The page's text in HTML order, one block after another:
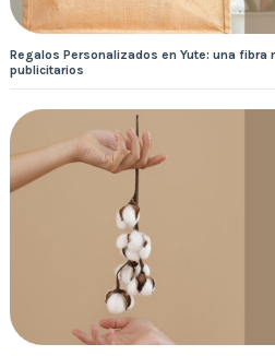
Regalos Personalizados en Yute: una fibra
publicitarios